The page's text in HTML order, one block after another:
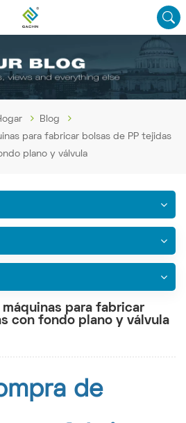
Blog
para fabricar bolsas de PP tejidas
plano y válvula
máquinas para fabricar
con fondo plano y válvula
de